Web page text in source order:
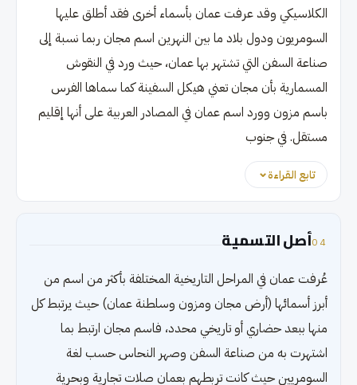
الكلاسيكي وقد عرفت عمان بأسماء أخرى فقد أطلق عليها
السومريون ودول بلاد ما بين النهرين اسم مجان ربما نسبة إلى
صناعة السفن التي تشتهر بها عمان، حيث ورد في النقوش
المسمارية بأن مجان تعني هيكل السفينة كما سماها الفرس
باسم مزون وورد اسم عمان في المصادر العربية على أنها إقليم
مستقل. في جنوب
تابع القراءة
04أصل التسمية
عُرفت عمان في المراحل التاريخية المختلفة بأكثر من اسم من
أبرز أسمائها (أرض مجان ومزون وسلطنة عمان) حيث يرتبط كل
منها ببعد حضاري أو تاريخي محدد، فاسم مجان ارتبط بما
اشتهرت به من صناعة السفن وصهر النحاس حسب لغة
السومريين حيث كانت تربطهم بعمان صلات تجارية وبحرية